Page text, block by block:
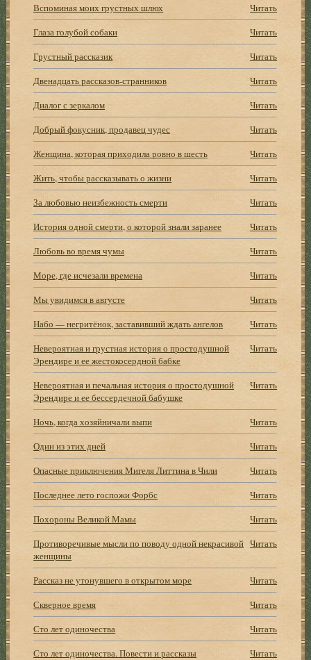
Вспоминая моих грустных шлюх
Читать
Глаза голубой собаки
Читать
Грустный рассказик
Читать
Двенадцать рассказов-странников
Читать
Диалог с зеркалом
Читать
Добрый фокусник, продавец чудес
Читать
Женщина, которая приходила ровно в шесть
Читать
Жить, чтобы рассказывать о жизни
Читать
За любовью неизбежность смерти
Читать
История одной смерти, о которой знали заранее
Читать
Любовь во время чумы
Читать
Море, где исчезали времена
Читать
Мы увидимся в августе
Читать
Набо — негритёнок, заставивший ждать ангелов
Читать
Невероятная и грустная история о простодушной
Эрендире и ее жестокосердной бабке
Читать
Невероятная и печальная история о простодушной
Эрендире и ее бессердечной бабушке
Читать
Ночь, когда хозяйничали выпи
Читать
Один из этих дней
Читать
Опасные приключения Мигеля Литтина в Чили
Читать
Последнее лето госпожи Форбс
Читать
Похороны Великой Мамы
Читать
Противоречивые мысли по поводу одной некрасивой
женщины
Читать
Рассказ не утонувшего в открытом море
Читать
Скверное время
Читать
Сто лет одиночества
Читать
Сто лет одиночества. Повести и рассказы
Читать